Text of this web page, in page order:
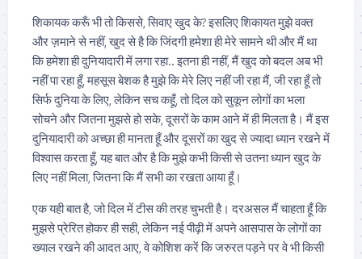
शिकायक करूँ भी तो किससे, सिवाए खुद के? इसलिए शिकायत मुझे वक्त
और ज़माने से नहीं, खुद से है कि जिंदगी हमेशा ही मेरे सामने थी और मैं था
कि हमेशा ही दुनियादारी में लगा रहा.. इतना ही नहीं, मैं खुद को बदल अब भी
नहीं पा रहा हूँ, महसूस बेशक है मुझे कि मेरे लिए नहीं जी रहा मैं, जी रहा हूँ तो
सिर्फ दुनिया के लिए, लेकिन सच कहूँ, तो दिल को सुकून लोगों का भला
सोचने और जितना मुझसे हो सके, दूसरों के काम आने में ही मिलता है। मैं इस
दुनियादारी को अच्छा ही मानता हूँ और दूसरों का खुद से ज्यादा ध्यान रखने में
विश्वास करता हूँ, यह बात और है कि मुझे कभी किसी से उतना ध्यान खुद के
लिए नहीं मिला, जितना कि मैं सभी का रखता आया हूँ।
एक यही बात है, जो दिल में टीस की तरह चुभती है। दरअसल मैं चाहता हूँ कि
मुझसे प्रेरित होकर ही सही, लेकिन नई पीढ़ी में अपने आसपास के लोगों का
ख्याल रखने की आदत आए, वे कोशिश करें कि जरुरत पड़ने पर वे भी किसी